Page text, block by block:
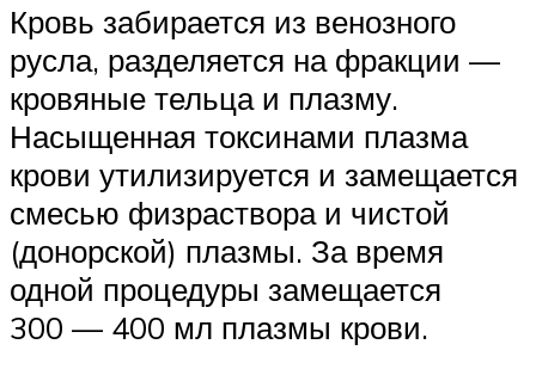
Кровь забирается из венозного
русла, разделяется на фракции —
кровяные тельца и плазму.
Насыщенная токсинами плазма
крови утилизируется и замещается
смесью физраствора и чистой
(донорской) плазмы. За время
одной процедуры замещается
300 — 400 мл плазмы крови.